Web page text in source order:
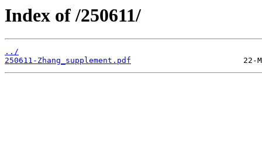
Index of /250611/
../
250611-Zhang_supplement.pdf